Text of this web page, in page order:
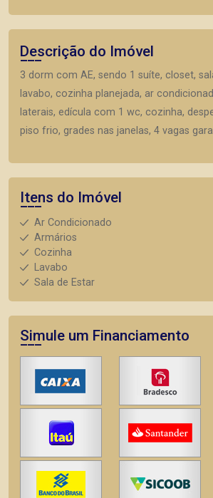
Descrição do Imóvel
3 dorm com AE, sendo 1 suíte, closet,
lavabo, cozinha planejada, ar
laterais, edícula com 1 wc, cozinha,
piso frio, grades nas janelas, 4 vagas
Itens do Imóvel
Ar Condicionado
Armários
Cozinha
Lavabo
Sala de Estar
Simule um Financiamento